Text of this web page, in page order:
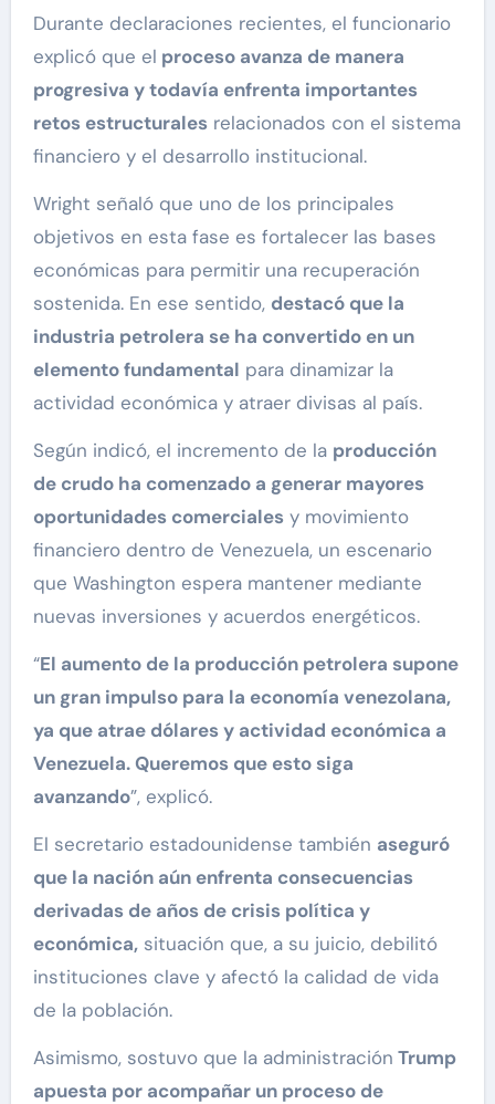
Durante declaraciones recientes, el funcionario
explicó que el proceso avanza de manera
progresiva y todavía enfrenta importantes
retos estructuralesrelacionados con el sistema
financiero y el desarrollo institucional.
Wright señaló que uno de los principales
objetivos en esta fase es fortalecer las bases
económicas para permitir una recuperación
sostenida. En ese sentido, destacó que la
industria petrolera se ha convertido en un
elemento fundamental para dinamizar la
actividad económica y atraer divisas al país.
Según indicó, el incremento de la producción
de crudo ha comenzado a generar mayores
oportunidades comercialesy movimiento
financiero dentro de Venezuela, un escenario
que Washington espera mantener mediante
nuevas inversiones y acuerdos energéticos.
“El aumento de la producción petrolera supone
un gran impulso para la economía venezolana,
ya que atrae dólares y actividad económica a
Venezuela. Queremos que esto siga
avanzando”, explicó.
El secretario estadounidense también aseguró
que la nación aún enfrenta consecuencias
derivadas de años de crisis política y
económica,situación que, a su juicio, debilitó
instituciones clave y afectó la calidad de vida
de la población.
Asimismo, sostuvo que la administración Trump
apuesta por acompañar un proceso de